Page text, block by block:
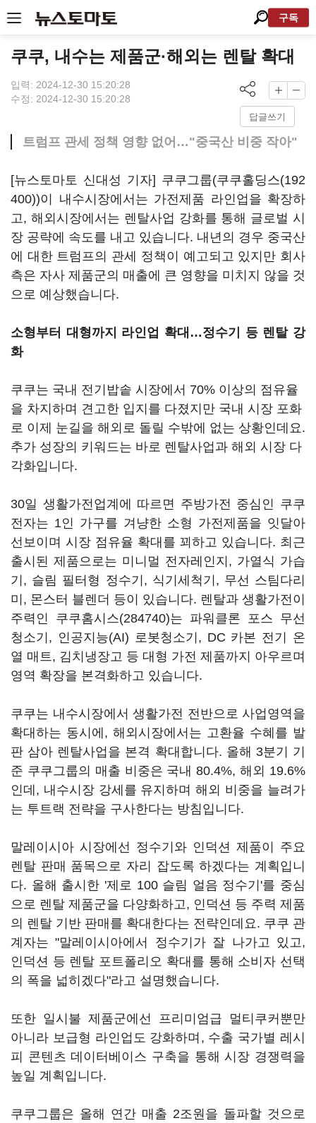
구독
쿠쿠, 내수는 제품군·해외는 렌탈 확대
입력: 2024-12-30 15:20:28
수정: 2024-12-30 15:20:28
답글쓰기
트럼프 관세 정책 영향 없어…"중국산 비중 작아"
[뉴스토마토 신대성 기자] 쿠쿠그룹(쿠쿠홀딩스(192
400))이 내수시장에서는 가전제품 라인업을 확장하
고, 해외시장에서는 렌탈사업 강화를 통해 글로벌 시
장 공략에 속도를 내고 있습니다. 내년의 경우 중국산
에 대한 트럼프의 관세 정책이 예고되고 있지만 회사
측은 자사 제품군의 매출에 큰 영향을 미치지 않을 것
으로 예상했습니다.
소형부터 대형까지 라인업 확대…정수기 등 렌탈 강
화
쿠쿠는 국내 전기밥솥 시장에서 70% 이상의 점유율
을 차지하며 견고한 입지를 다졌지만 국내 시장 포화
로 이제 눈길을 해외로 돌릴 수밖에 없는 상황인데요.
추가 성장의 키워드는 바로 렌탈사업과 해외 시장 다
각화입니다.
30일 생활가전업계에 따르면 주방가전 중심인 쿠쿠
전자는 1인 가구를 겨냥한 소형 가전제품을 잇달아
선보이며 시장 점유율 확대를 꾀하고 있습니다. 최근
출시된 제품으로는 미니멀 전자레인지, 가열식 가습
기, 슬림 필터형 정수기, 식기세척기, 무선 스팀다리
미, 몬스터 블렌더 등이 있습니다. 렌탈과 생활가전이
주력인 쿠쿠홈시스(284740)는 파워클론 포스 무선
청소기, 인공지능(AI) 로봇청소기, DC 카본 전기 온
열 매트, 김치냉장고 등 대형 가전 제품까지 아우르며
영역 확장을 본격화하고 있습니다.
쿠쿠는 내수시장에서 생활가전 전반으로 사업영역을
확대하는 동시에, 해외시장에서는 고환율 수혜를 발
판 삼아 렌탈사업을 본격 확대합니다. 올해 3분기 기
준 쿠쿠그룹의 매출 비중은 국내 80.4%, 해외 19.6%
인데, 내수시장 강세를 유지하며 해외 비중을 늘려가
는 투트랙 전략을 구사한다는 방침입니다.
말레이시아 시장에선 정수기와 인덕션 제품이 주요
렌탈 판매 품목으로 자리 잡도록 하겠다는 계획입니
다. 올해 출시한 '제로 100 슬림 얼음 정수기'를 중심
으로 렌탈 제품군을 다양화하고, 인덕션 등 주력 제품
의 렌탈 기반 판매를 확대한다는 전략인데요. 쿠쿠 관
계자는 "말레이시아에서 정수기가 잘 나가고 있고,
인덕션 등 렌탈 포트폴리오 확대를 통해 소비자 선택
의 폭을 넓히겠다"라고 설명했습니다.
또한 일시불 제품군에선 프리미엄급 멀티쿠커뿐만
아니라 보급형 라인업도 강화하며, 수출 국가별 레시
피 콘텐츠 데이터베이스 구축을 통해 시장 경쟁력을
높일 계획입니다.
쿠쿠그룹은 올해 연간 매출 2조원을 돌파할 것으로